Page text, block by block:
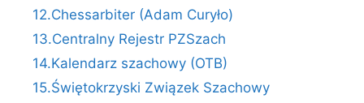
12.Chessarbiter (Adam Curyło)
13.Centralny Rejestr PZSzach
14.Kalendarz szachowy (OTB)
15.Świętokrzyski Związek Szachowy